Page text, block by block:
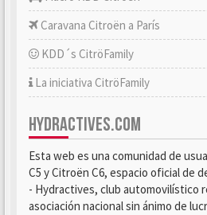
Caravana Citroën a París
KDD´s CitröFamily
La iniciativa CitröFamily
HYDRACTIVES.COM
Esta web es una comunidad de
C5 y Citroën C6, espacio oficial de
- Hydractives, club automovilístico
asociación nacional sin ánimo de